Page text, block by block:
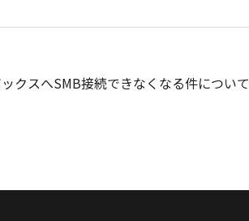
クスへSMB接続できなくなる件について